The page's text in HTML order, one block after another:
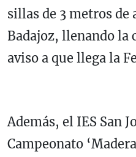
sillas de 3 metros
Badajoz, llenando la
aviso a que llega la
Además, el IES San
Campeonato